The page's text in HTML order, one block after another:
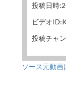
投稿日時
ビデオ
投稿チャ
ソース元動画